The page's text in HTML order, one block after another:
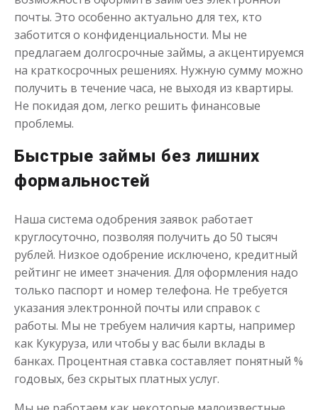
кредитной историей
Сумма до 50 000₽
Срок от 1до 21 дня
Получить
Займы без отказа
Сумма до50 000₽
Срок от 1до 21 дня
Получить
почты. Это особенно актуально для тех, кто
заботится о конфиденциальности. Мы не
предлагаем долгосрочные займы, а акцентируемся
на краткосрочных решениях. Нужную сумму можно
получить в течение часа, не выходя из квартиры.
Не покидая дом, легко решить финансовые
проблемы.
Быстрые займы без лишних
формальностей
Наша система одобрения заявок работает
круглосуточно, позволяя получить до 50 тысяч
рублей. Низкое одобрение исключено, кредитный
рейтинг не имеет значения. Для оформления надо
только паспорт и номер телефона. Не требуется
указания электронной почты или справок с
работы. Мы не требуем наличия карты, например
как Кукуруза, или чтобы у вас были вклады в
банках. Процентная ставка составляет понятный %
годовых, без скрытых платных услуг.